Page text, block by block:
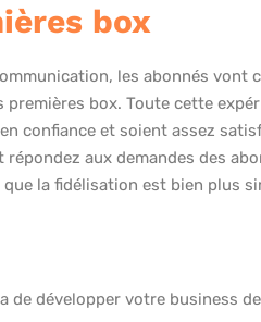
box
les abonnés vont
premières box. Toute cette
confiance et soient assez
aux demandes des
la fidélisation est bien plus
de développer votre business